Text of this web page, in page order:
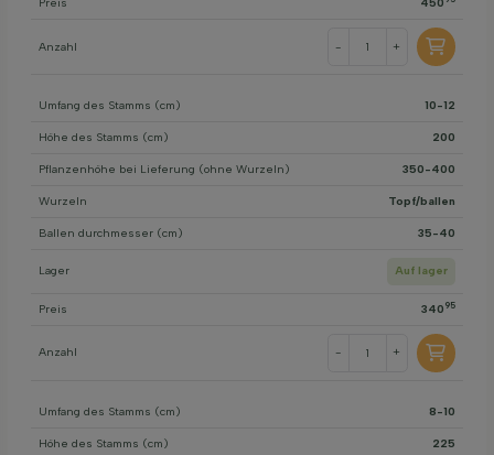
Anzahl - +
Umfang des Stamms (cm) 10-12
Höhe des Stamms (cm) 200
Pflanzenhöhe bei Lieferung (ohne Wurzeln) 350-400
Wurzeln Topf/ballen
Ballen durchmesser (cm) 35-40
Lager Auf lager
Preis 340 95
Anzahl - +
Umfang des Stamms (cm) 8-10
Höhe des Stamms (cm) 225